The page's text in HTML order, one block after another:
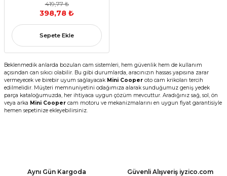
419,77 ₺
398,78 ₺
Sepete Ekle
Beklenmedik anlarda bozulan cam sistemleri, hem güvenlik hem de kullanım
açısından can sıkıcı olabilir. Bu gibi durumlarda, aracınızın hassas yapısına zarar
vermeyecek ve birebir uyum sağlayacak Mini Cooper oto cam krikoları tercih
edilmelidir. Müşteri memnuniyetini odağımıza alarak sunduğumuz geniş yedek
parça kataloğumuzda, her ihtiyaca uygun çözüm mevcuttur. Aradığınız sağ, sol, ön
veya arka Mini Cooper cam motoru ve mekanizmalarını en uygun fiyat garantisiyle
hemen sepetinize ekleyebilirsiniz.
Aynı Gün Kargoda
Güvenli Alışveriş iyzico.com